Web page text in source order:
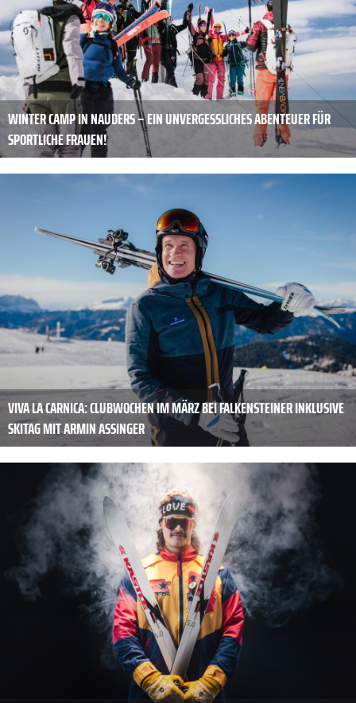
WINTER CAMP IN NAUDERS – EIN UNVERGESSLICHES ABENTEUER FÜR
SPORTLICHE FRAUEN!
VIVA LA CARNICA: CLUBWOCHEN IM MÄRZ BEI FALKENSTEINER INKLUSIVE
SKITAG MIT ARMIN ASSINGER